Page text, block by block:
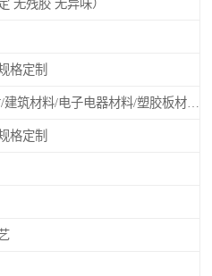
无残胶 无异味）
格定制
格定制